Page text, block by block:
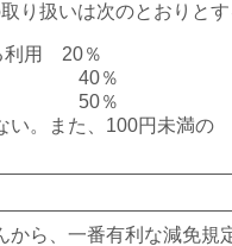
扱いは次のとおりとす
用 20％
用
40％
50％
また、100円未満の
ら、一番有利な減免規